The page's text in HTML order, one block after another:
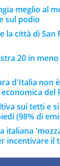
meglio al
sul podio
la città di San
20 in
d'Italia non
del
sui tetti e
(98% di
italiana
incentivare il